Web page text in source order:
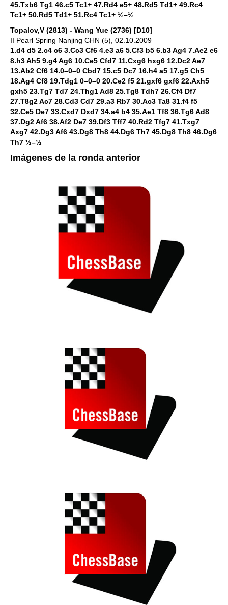
45.Txb6 Tg1 46.c5 Tc1+ 47.Rd4 e5+ 48.Rd5 Td1+ 49.Rc4
Tc1+ 50.Rd5 Td1+ 51.Rc4 Tc1+ ½–½
Topalov,V (2813) - Wang Yue (2736) [D10]
II Pearl Spring Nanjing CHN (5), 02.10.2009
1.d4 d5 2.c4 c6 3.Cc3 Cf6 4.e3 a6 5.Cf3 b5 6.b3 Ag4 7.Ae2 e6
8.h3 Ah5 9.g4 Ag6 10.Ce5 Cfd7 11.Cxg6 hxg6 12.Dc2 Ae7
13.Ab2 Cf6 14.0–0–0 Cbd7 15.c5 Dc7 16.h4 a5 17.g5 Ch5
18.Ag4 Cf8 19.Tdg1 0–0–0 20.Ce2 f5 21.gxf6 gxf6 22.Axh5
gxh5 23.Tg7 Td7 24.Thg1 Ad8 25.Tg8 Tdh7 26.Cf4 Df7
27.T8g2 Ac7 28.Cd3 Cd7 29.a3 Rb7 30.Ac3 Ta8 31.f4 f5
32.Ce5 De7 33.Cxd7 Dxd7 34.a4 b4 35.Ae1 Tf8 36.Tg6 Ad8
37.Dg2 Af6 38.Af2 De7 39.Df3 Tff7 40.Rd2 Tfg7 41.Txg7
Axg7 42.Dg3 Af6 43.Dg8 Th8 44.Dg6 Th7 45.Dg8 Th8 46.Dg6
Th7 ½–½
Imágenes de la ronda anterior